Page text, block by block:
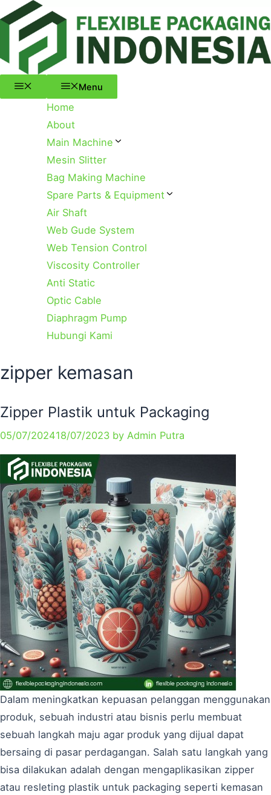
Skip
to
content
Menu
Menu
Home
About
Main Machine
Mesin Slitter
Bag Making Machine
Spare Parts & Equipment
Air Shaft
Web Gude System
Web Tension Control
Viscosity Controller
Anti Static
Optic Cable
Diaphragm Pump
Hubungi Kami
zipper kemasan
Zipper Plastik untuk Packaging
05/07/202418/07/2023 by Admin Putra
Dalam meningkatkan kepuasan pelanggan menggunakan
produk, sebuah industri atau bisnis perlu membuat
sebuah langkah maju agar produk yang dijual dapat
bersaing di pasar perdagangan. Salah satu langkah yang
bisa dilakukan adalah dengan mengaplikasikan zipper
atau resleting plastik untuk packaging seperti kemasan